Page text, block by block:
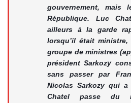
gouvernement, mais
République. Luc
ailleurs à la garde
lorsqu’il était
groupe de ministres
président Sarkozy
sans passer par
Nicolas Sarkozy qui
Chatel passe du